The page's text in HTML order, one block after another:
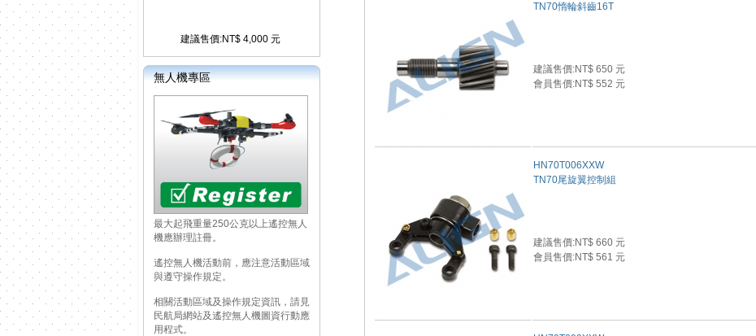
建議售價:NT$ 4,000 元
無人機專區
最大起飛重量250公克以上遙控無人
機應辦理註冊。
遙控無人機活動前，應注意活動區域
與遵守操作規定。
相關活動區域及操作規定資訊，請見
民航局網站及遙控無人機圖資行動應
用程式。
TN70惰輪斜齒16T
建議售價:NT$ 650 元
會員售價:NT$ 552 元
HN70T006XXW
TN70尾旋翼控制組
建議售價:NT$ 660 元
會員售價:NT$ 561 元